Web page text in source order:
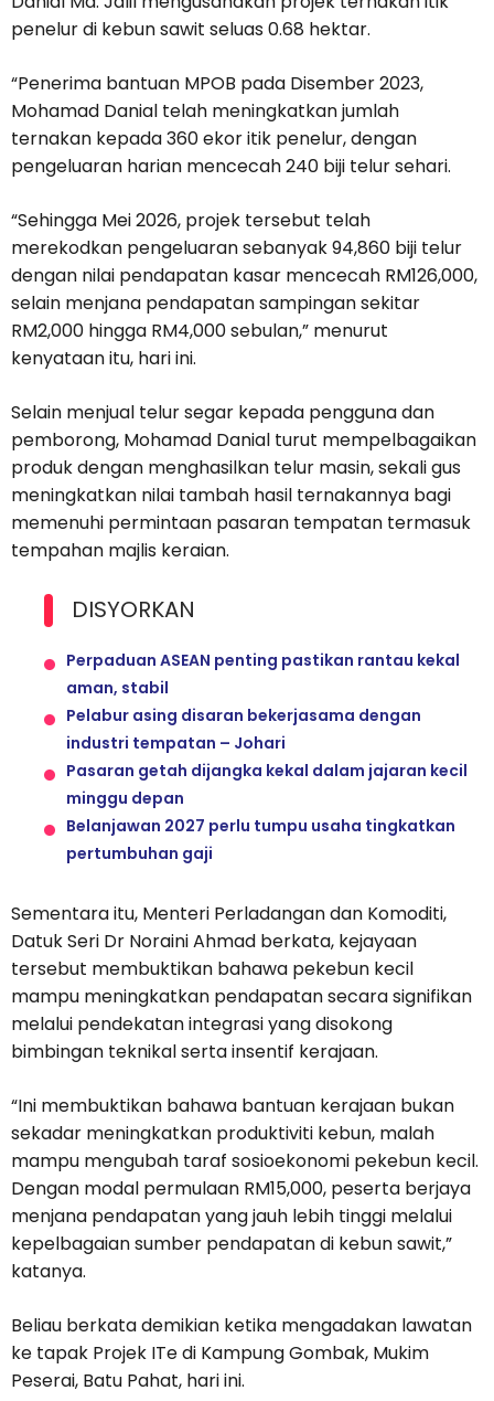
penelur di kebun sawit seluas 0.68 hektar.
“Penerima bantuan MPOB pada Disember 2023,
Mohamad Danial telah meningkatkan jumlah
ternakan kepada 360 ekor itik penelur, dengan
pengeluaran harian mencecah 240 biji telur sehari.
“Sehingga Mei 2026, projek tersebut telah
merekodkan pengeluaran sebanyak 94,860 biji telur
dengan nilai pendapatan kasar mencecah RM126,000,
selain menjana pendapatan sampingan sekitar
RM2,000 hingga RM4,000 sebulan,” menurut
kenyataan itu, hari ini.
Selain menjual telur segar kepada pengguna dan
pemborong, Mohamad Danial turut mempelbagaikan
produk dengan menghasilkan telur masin, sekali gus
meningkatkan nilai tambah hasil ternakannya bagi
memenuhi permintaan pasaran tempatan termasuk
tempahan majlis keraian.
DISYORKAN
Perpaduan ASEAN penting pastikan rantau kekal
aman, stabil
Pelabur asing disaran bekerjasama dengan
industri tempatan – Johari
Pasaran getah dijangka kekal dalam jajaran kecil
minggu depan
Belanjawan 2027 perlu tumpu usaha tingkatkan
pertumbuhan gaji
Sementara itu, Menteri Perladangan dan Komoditi,
Datuk Seri Dr Noraini Ahmad berkata, kejayaan
tersebut membuktikan bahawa pekebun kecil
mampu meningkatkan pendapatan secara signifikan
melalui pendekatan integrasi yang disokong
bimbingan teknikal serta insentif kerajaan.
“Ini membuktikan bahawa bantuan kerajaan bukan
sekadar meningkatkan produktiviti kebun, malah
mampu mengubah taraf sosioekonomi pekebun kecil.
Dengan modal permulaan RM15,000, peserta berjaya
menjana pendapatan yang jauh lebih tinggi melalui
kepelbagaian sumber pendapatan di kebun sawit,”
katanya.
Beliau berkata demikian ketika mengadakan lawatan
ke tapak Projek ITe di Kampung Gombak, Mukim
Peserai, Batu Pahat, hari ini.